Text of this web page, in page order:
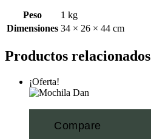
Peso
1 kg
Dimensiones 34 × 26 × 44 cm
Productos relacionados
¡Oferta!
Compare